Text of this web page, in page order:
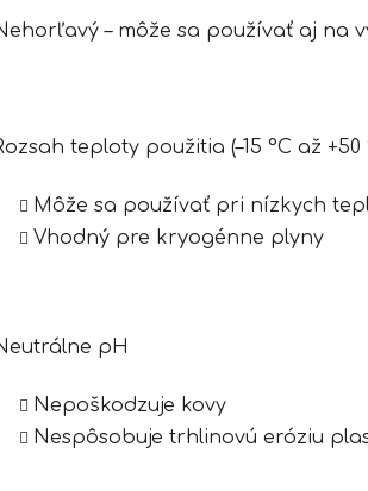
– môže sa používať aj na
teploty použitia (–15 °C až
Môže sa používať pri nízkych
Vhodný pre kryogénne plyny
pH
Nepoškodzuje kovy
Nespôsobuje trhlinovú eróziu